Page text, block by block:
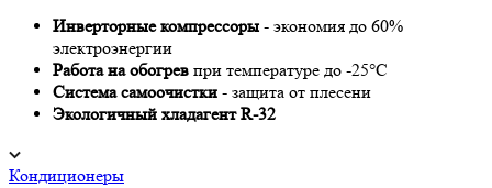
Инверторные компрессоры - экономия до 60%
электроэнергии
Работа на обогрев при температуре до -25°C
Система самоочистки - защита от плесени
Экологичный хладагент R-32
Кондиционеры